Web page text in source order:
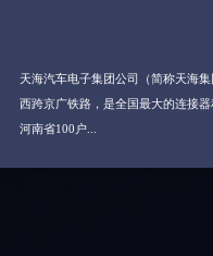
天海汽车电子集团公司（简称天海
西跨京广铁路，是全国最大的连接
河南省100户...